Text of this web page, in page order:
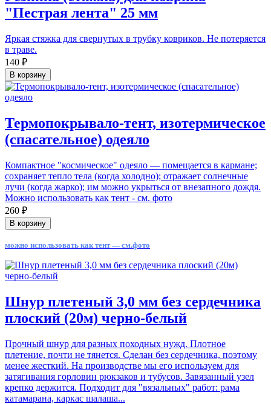
"Пестрая лента" 25 мм
Яркая стяжка для свернутых в трубку ковриков. Не потеряется
в траве.
140 ₽
В корзину
Термопокрывало-тент, изотермическое
(спасательное) одеяло
Компактное "космическое" одеяло — помещается в кармане;
сохраняет тепло тела (когда холодно); отражает солнечные
лучи (когда жарко); им можно укрыться от внезапного дождя.
Можно использовать как тент - см. фото
260 ₽
В корзину
можно использовать как тент — см.фото
Шнур плетеный 3,0 мм без сердечника
плоский (20м) черно-белый
Прочный шнур для разных походных нужд. Плотное
плетение, почти не тянется. Сделан без сердечника, поэтому
менее жесткий. На производстве мы его используем для
затягивания горловин рюкзаков и тубусов. Завязанный узел
крепко держится. Подходит для "вязальных" работ: рама
катамарана, каркас шалаша...